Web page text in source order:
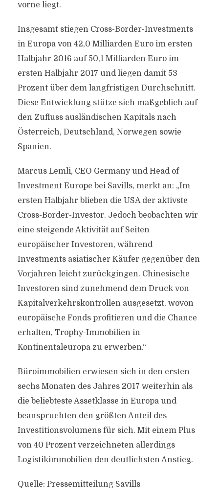
vorne liegt.
Insgesamt stiegen Cross-Border-Investments
in Europa von 42,0 Milliarden Euro im ersten
Halbjahr 2016 auf 50,1 Milliarden Euro im
ersten Halbjahr 2017 und liegen damit 53
Prozent über dem langfristigen Durchschnitt.
Diese Entwicklung stütze sich maßgeblich auf
den Zufluss ausländischen Kapitals nach
Österreich, Deutschland, Norwegen sowie
Spanien.
Marcus Lemli, CEO Germany und Head of
Investment Europe bei Savills, merkt an: „Im
ersten Halbjahr blieben die USA der aktivste
Cross-Border-Investor. Jedoch beobachten wir
eine steigende Aktivität auf Seiten
europäischer Investoren, während
Investments asiatischer Käufer gegenüber den
Vorjahren leicht zurückgingen. Chinesische
Investoren sind zunehmend dem Druck von
Kapitalverkehrskontrollen ausgesetzt, wovon
europäische Fonds profitieren und die Chance
erhalten, Trophy-Immobilien in
Kontinentaleuropa zu erwerben.“
Büroimmobilien erwiesen sich in den ersten
sechs Monaten des Jahres 2017 weiterhin als
die beliebteste Assetklasse in Europa und
beanspruchten den größten Anteil des
Investitionsvolumens für sich. Mit einem Plus
von 40 Prozent verzeichneten allerdings
Logistikimmobilien den deutlichsten Anstieg.
Quelle: Pressemitteilung Savills